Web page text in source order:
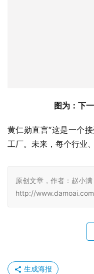
图为：下
黄仁勋直言“这是一个
工厂。未来，每个行业
原创文章，作者：赵小
http://
生成海报